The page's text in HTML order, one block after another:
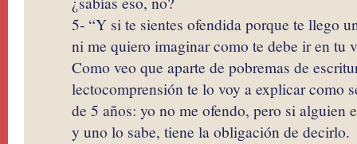
5- “Y si te sientes ofendida porque te llego
ni me quiero imaginar como te debe ir en tu
Como veo que aparte de pobremas de
lectocomprensión te lo voy a explicar como
de 5 años: yo no me ofendo, pero si alguien
y uno lo sabe, tiene la obligación de decirlo.